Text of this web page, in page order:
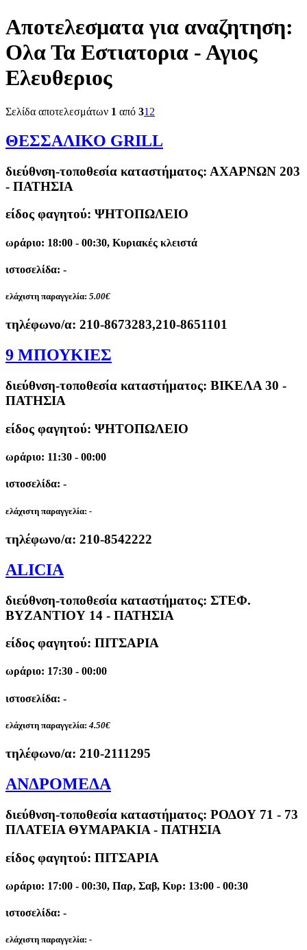
Αποτελεσματα για αναζητηση:
Ολα Τα Εστιατορια - Αγιος
Ελευθεριος
Σελίδα αποτελεσμάτων 1 από 31 2
ΘΕΣΣΑΛΙΚΟ GRILL
διεύθνση-τοποθεσία καταστήματος: ΑΧΑΡΝΩΝ 203
- ΠΑΤΗΣΙΑ
είδος φαγητού: ΨΗΤΟΠΩΛΕΙΟ
ωράριο: 18:00 - 00:30, Κυριακές κλειστά
ιστοσελίδα: -
ελάχιστη παραγγελία: 5.00€
τηλέφωνο/α: 210-8673283,210-8651101
9 ΜΠΟΥΚΙΕΣ
διεύθνση-τοποθεσία καταστήματος: ΒΙΚΕΛΑ 30 -
ΠΑΤΗΣΙΑ
είδος φαγητού: ΨΗΤΟΠΩΛΕΙΟ
ωράριο: 11:30 - 00:00
ιστοσελίδα: -
ελάχιστη παραγγελία: -
τηλέφωνο/α: 210-8542222
ALICIA
διεύθνση-τοποθεσία καταστήματος: ΣΤΕΦ.
ΒΥΖΑΝΤΙΟΥ 14 - ΠΑΤΗΣΙΑ
είδος φαγητού: ΠΙΤΣΑΡΙΑ
ωράριο: 17:30 - 00:00
ιστοσελίδα: -
ελάχιστη παραγγελία: 4.50€
τηλέφωνο/α: 210-2111295
ΑΝΔΡΟΜΕΔΑ
διεύθνση-τοποθεσία καταστήματος: ΡΟΔΟΥ 71 - 73
ΠΛΑΤΕΙΑ ΘΥΜΑΡΑΚΙΑ - ΠΑΤΗΣΙΑ
είδος φαγητού: ΠΙΤΣΑΡΙΑ
ωράριο: 17:00 - 00:30, Παρ, Σαβ, Κυρ: 13:00 - 00:30
ιστοσελίδα: -
ελάχιστη παραγγελία: -